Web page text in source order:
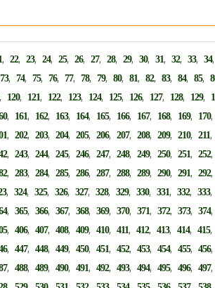
,22,23,24,25,26,27,28,29,30,31,32,33,34
73,74,75,76,77,78,79,80,81,82,83,84,85,
, 120, 121, 122, 123, 124, 125, 126, 127, 128, 129,
, 161, 162, 163, 164, 165, 166, 167, 168, 169, 170,
,202,203,204,205,206,207,208,209,210,211
,243,244,245,246,247,248,249,250,251,252
,283,284,285,286,287,288,289,290,291,292
,324,325,326,327,328,329,330,331,332,333
,365,366,367,368,369,370,371,372,373,374
,406,407,408,409,410,411,412,413,414,415
,447,448,449,450,451,452,453,454,455,456
,488,489,490,491,492,493,494,495,496,497